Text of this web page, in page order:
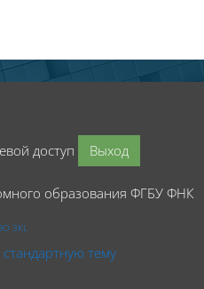
доступ Выход
образования ФГБУ
3KL
тему